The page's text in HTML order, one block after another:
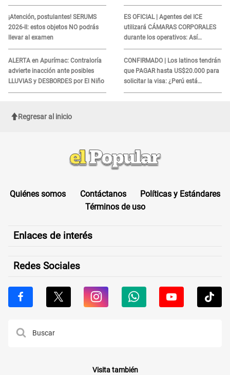
¡Atención, postulantes! SERUMS
2026-II: estos objetos NO podrás
llevar al examen
ALERTA en Apurímac: Contraloría
advierte inacción ante posibles
LLUVIAS y DESBORDES por El Niño
extranjeros
ES OFICIAL | Agentes del ICE
utilizará CÁMARAS CORPORALES
durante los operativos: Así
afectará a inmigrantes
CONFIRMADO | Los latinos tendrán
que PAGAR hasta US$20.000 para
solicitar la visa: ¿Perú está
incluido?
Regresar al inicio
Quiénes somos Contáctanos
Políticas y Estándares
Términos de uso
Enlaces de interés
Redes Sociales
Visita también